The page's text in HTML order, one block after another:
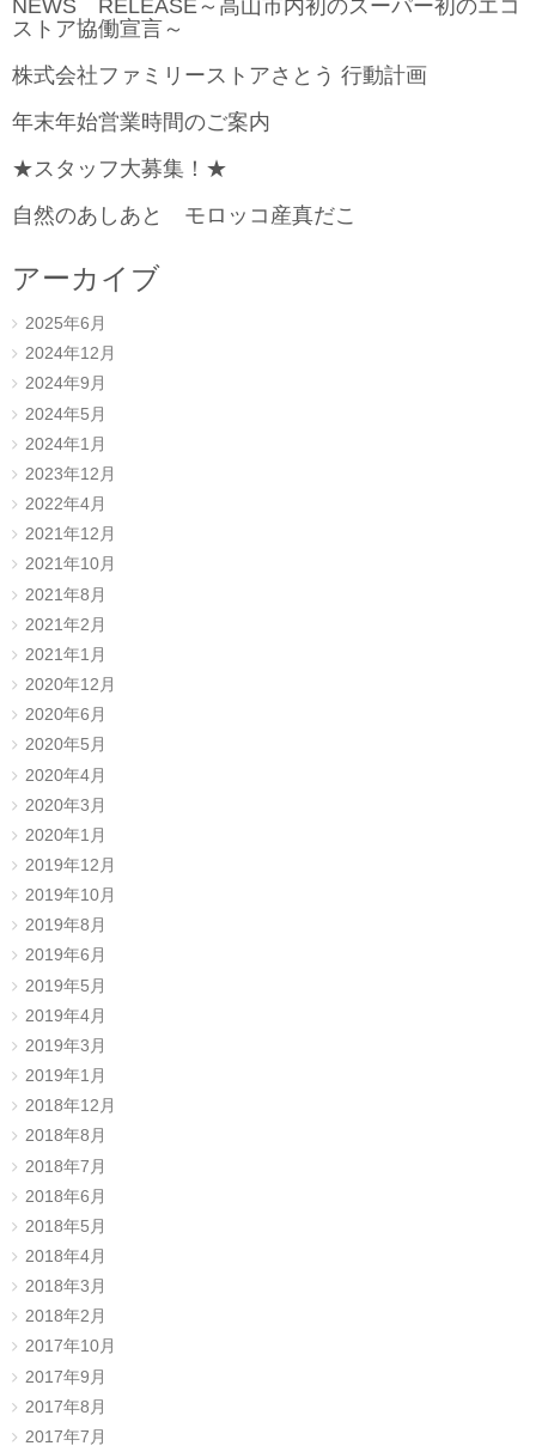
NEWS RELEASE～高山市内初のスーパー初のエコ
ストア協働宣言～
株式会社ファミリーストアさとう 行動計画
年末年始営業時間のご案内
★スタッフ大募集！★
自然のあしあと モロッコ産真だこ
アーカイブ
2025年6月
2024年12月
2024年9月
2024年5月
2024年1月
2023年12月
2022年4月
2021年12月
2021年10月
2021年8月
2021年2月
2021年1月
2020年12月
2020年6月
2020年5月
2020年4月
2020年3月
2020年1月
2019年12月
2019年10月
2019年8月
2019年6月
2019年5月
2019年4月
2019年3月
2019年1月
2018年12月
2018年8月
2018年7月
2018年6月
2018年5月
2018年4月
2018年3月
2018年2月
2017年10月
2017年9月
2017年8月
2017年7月